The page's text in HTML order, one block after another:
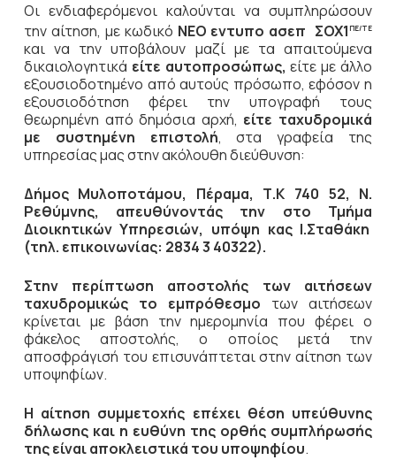
Οι ενδιαφερόμενοι καλούνται να συμπληρώσουν
την αίτηση, με κωδικό ΝΕΟ εντυπο ασεπ ΣΟΧ1 ΠΕ/ΤΕ
και να την υποβάλουν μαζί με τα απαιτούμενα
δικαιολογητικά είτε αυτοπροσώπως,είτε με άλλο
εξουσιοδοτημένο από αυτούς πρόσωπο, εφόσον η
εξουσιοδότηση φέρει την υπογραφή τους
θεωρημένη από δημόσια αρχή, είτε ταχυδρομικά
με συστημένη επιστολή, στα γραφεία της
υπηρεσίας μας στην ακόλουθη διεύθυνση:
Δήμος Μυλοποτάμου, Πέραμα, Τ.Κ 740 52, Ν.
Ρεθύμνης, απευθύνοντάς την στο Τμήμα
Διοικητικών Υπηρεσιών, υπόψη κας Ι.Σταθάκη
(τηλ. επικοινωνίας: 2834 3 40322).
Στην περίπτωση αποστολής των αιτήσεων
ταχυδρομικώς το εμπρόθεσμο των αιτήσεων
κρίνεται με βάση την ημερομηνία που φέρει ο
φάκελος αποστολής, ο οποίος μετά την
αποσφράγισή του επισυνάπτεται στην αίτηση των
υποψηφίων.
Η αίτηση συμμετοχής επέχει θέση υπεύθυνης
δήλωσης και η ευθύνη της ορθής συμπλήρωσής
της είναι αποκλειστικά του υποψηφίου.